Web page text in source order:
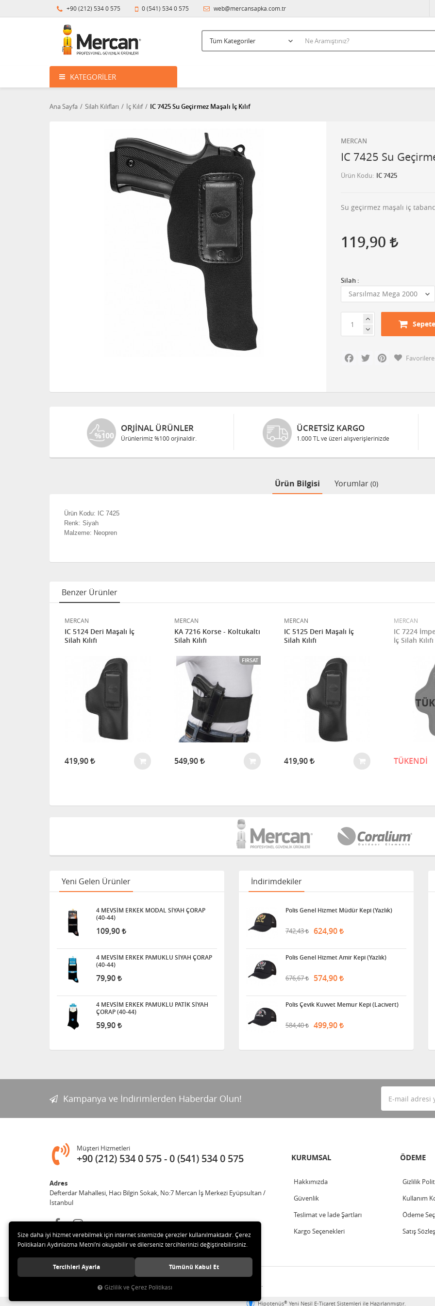
+90 (212) 534 0 575 0 (541) 534 0 575 web@mercansapka.com.tr
KATEGORILER
Ana Sayfa Silah Kılıfları İç Kılıf IC 7425 Su Geçirmez Maşalı İç Kılıf
MERCAN
IC 7425 Su
Ürün Kodu IC 7425
Su geçirmez maşalı iç
119,90
Silah :
Facebook
Twitter Pinterest
ORJINAL ÜRÜNLER
Ürünlerimiz %100 orjinaldir.
ÜCRETSIZ KARGO
1.000 TL ve üzeri alışverişlerinizde
Ürün Bilgisi Yorumlar (0)
Ürün Kodu: IC 7425
Renk: Siyah
Malzeme: Neopren
Benzer Ürünler
MERCAN
IC 5124 Deri Maşalı İç
Silah Kılıfı
419,90
MERCAN
KA 7216 Korse - Koltukaltı
Silah Kılıfı
FIRSAT
549,90
MERCAN
IC 5125 Deri Maşalı İç
Silah Kılıfı
419,90
MERCAN
IC 7224
İç Silah Kılıfı
TÜKENDİ
Yeni Gelen Ürünler
4 MEVSİM ERKEK MODAL SİYAH ÇORAP
(40-44)
109,90
4 MEVSİM ERKEK PAMUKLU SİYAH ÇORAP
(40-44)
79,90
4 MEVSİM ERKEK PAMUKLU PATİK SİYAH
ÇORAP (40-44)
59,90
İndirimdekiler
Polis Genel Hizmet Müdür Kepi (Yazlık)
742,43 624,90
Polis Genel Hizmet Amir Kepi (Yazlık)
676,67 574,90
Polis Çevik Kuvvet Memur Kepi (Lacivert)
584,40 499,90
Kampanya ve İndirimlerden Haberdar Olun!
Müşteri Hizmetleri
+90 (212) 534 0 575 0 (541) 534 0 575
Adres
Defterdar Mahallesi, Hacı Bilgin Sokak, No:7 Mercan İş Merkezi Eyüpsultan /
İstanbul
KURUMSAL
Hakkımızda
Güvenlik
Teslimat ve İade Şartları
Kargo Seçenekleri
ÖDEME
Gizlilik
Kullanım
Ödeme
Satış
© 2018 MERCAN PROFESYONEL GÜVENLİK ÜRÜNLERİ Tüm hakları saklıdır.
Hipotenüs® Yeni Nesil E-Ticaret Sistemleri ile Hazırlanmıştır.
Size daha iyi hizmet verebilmek için internet sitemizde çerezler kullanılmaktadır. Çerez
Politikaları Aydınlatma Metni’ni okuyabilir ve dilerseniz tercihlerinizi değiştirebilirsiniz.
Tercihleri Ayarla Tümünü Kabul Et
Gizlilik ve Çerez Politikası